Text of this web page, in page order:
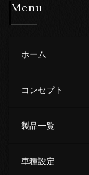
Menu
ホーム
コンセプト
製品一覧
車種設定